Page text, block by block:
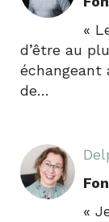
«
d’être au
échangeant
de…
«